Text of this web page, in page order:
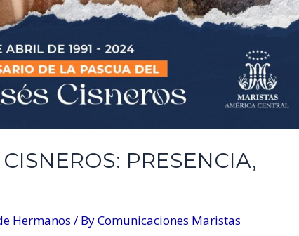
PRESENCIA,
Hermanos / ByComunicaciones Maristas